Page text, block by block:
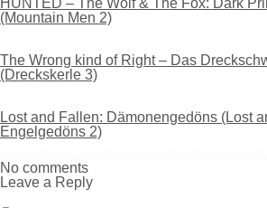
HUNTED – The Wolf & The Fox: Dark
(Mountain Men 2)
The Wrong kind of Right – Das
(Dreckskerle 3)
Lost and Fallen: Dämonengedöns (Lost
Engelgedöns 2)
No comments
Leave a Reply